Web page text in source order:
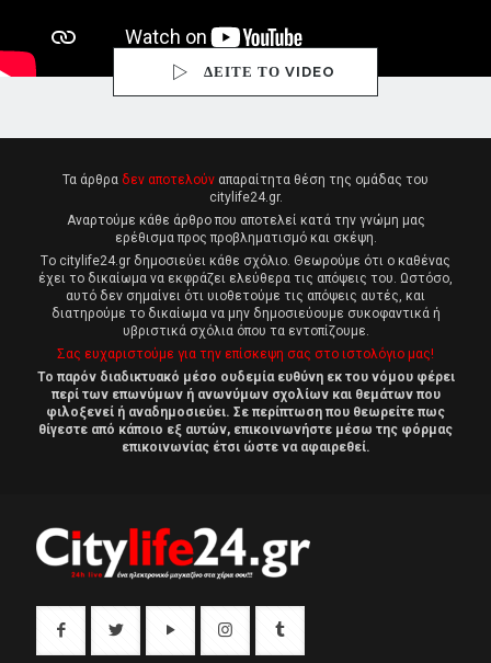
ΔΕΙΤΕ ΤΟ VIDEO
Τα άρθρα δεν αποτελούν απαραίτητα θέση της ομάδας του
citylife24.gr.
Αναρτούμε κάθε άρθρο που αποτελεί κατά την γνώμη μας
ερέθισμα προς προβληματισμό και σκέψη.
Tο citylife24.gr δημοσιεύει κάθε σχόλιο. Θεωρούμε ότι ο καθένας
έχει το δικαίωμα να εκφράζει ελεύθερα τις απόψεις του. Ωστόσο,
αυτό δεν σημαίνει ότι υιοθετούμε τις απόψεις αυτές, και
διατηρούμε το δικαίωμα να μην δημοσιεύουμε συκοφαντικά ή
υβριστικά σχόλια όπου τα εντοπίζουμε.
Σας ευχαριστούμε για την επίσκεψη σας στο ιστολόγιο μας!
Το παρόν διαδικτυακό μέσο ουδεμία ευθύνη εκ του νόμου φέρει
περί των επωνύμων ή ανωνύμων σχολίων και θεμάτων που
φιλοξενεί ή αναδημοσιεύει. Σε περίπτωση που θεωρείτε πως
θίγεστε από κάποιο εξ αυτών, επικοινωνήστε μέσω της φόρμας
επικοινωνίας έτσι ώστε να αφαιρεθεί.